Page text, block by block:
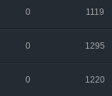
0 1119
0 1295
0 1220